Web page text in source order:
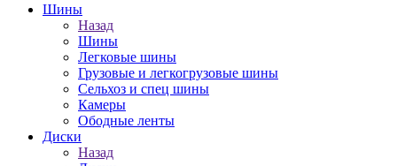
Шины
Назад
Шины
Легковые шины
Грузовые и легкогрузовые шины
Сельхоз и спец шины
Камеры
Ободные ленты
Диски
Назад